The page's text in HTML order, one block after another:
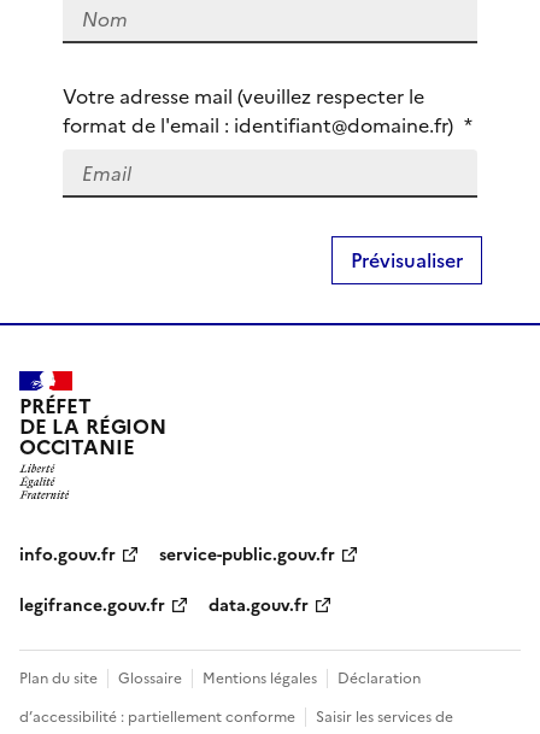
e
-
v
Votre adresse mail (veuillez respecter le
format de l'email : identifiant@domaine.fr) *
PRÉFET
DE LA RÉGION
OCCITANIE
info.gouv.fr
service-public.gouv.fr
legifrance.gouv.fr
data.gouv.fr
Plan du site Glossaire Mentions légales
Déclaration
d’accessibilité : partiellement conforme
Saisir les services de